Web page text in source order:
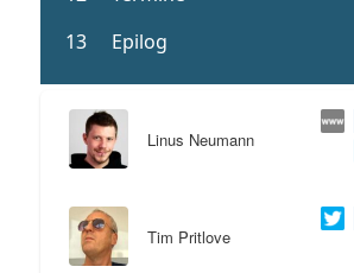
Linus Neumann
Tim Pritlove